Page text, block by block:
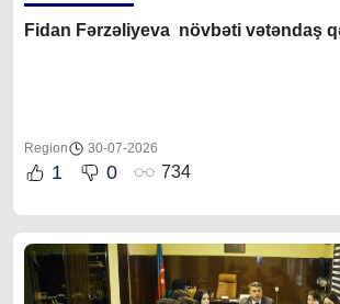
Fidan Fərzəliyeva növbəti vətəndaş
Region 30-07-2026
1 0 734